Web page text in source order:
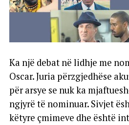
Ka një debat në lidhje me
Oscar. Juria përzgjedhëse
për arsye se nuk ka
ngjyrë të nominuar. Sivjet
këtyre çmimeve dhe është